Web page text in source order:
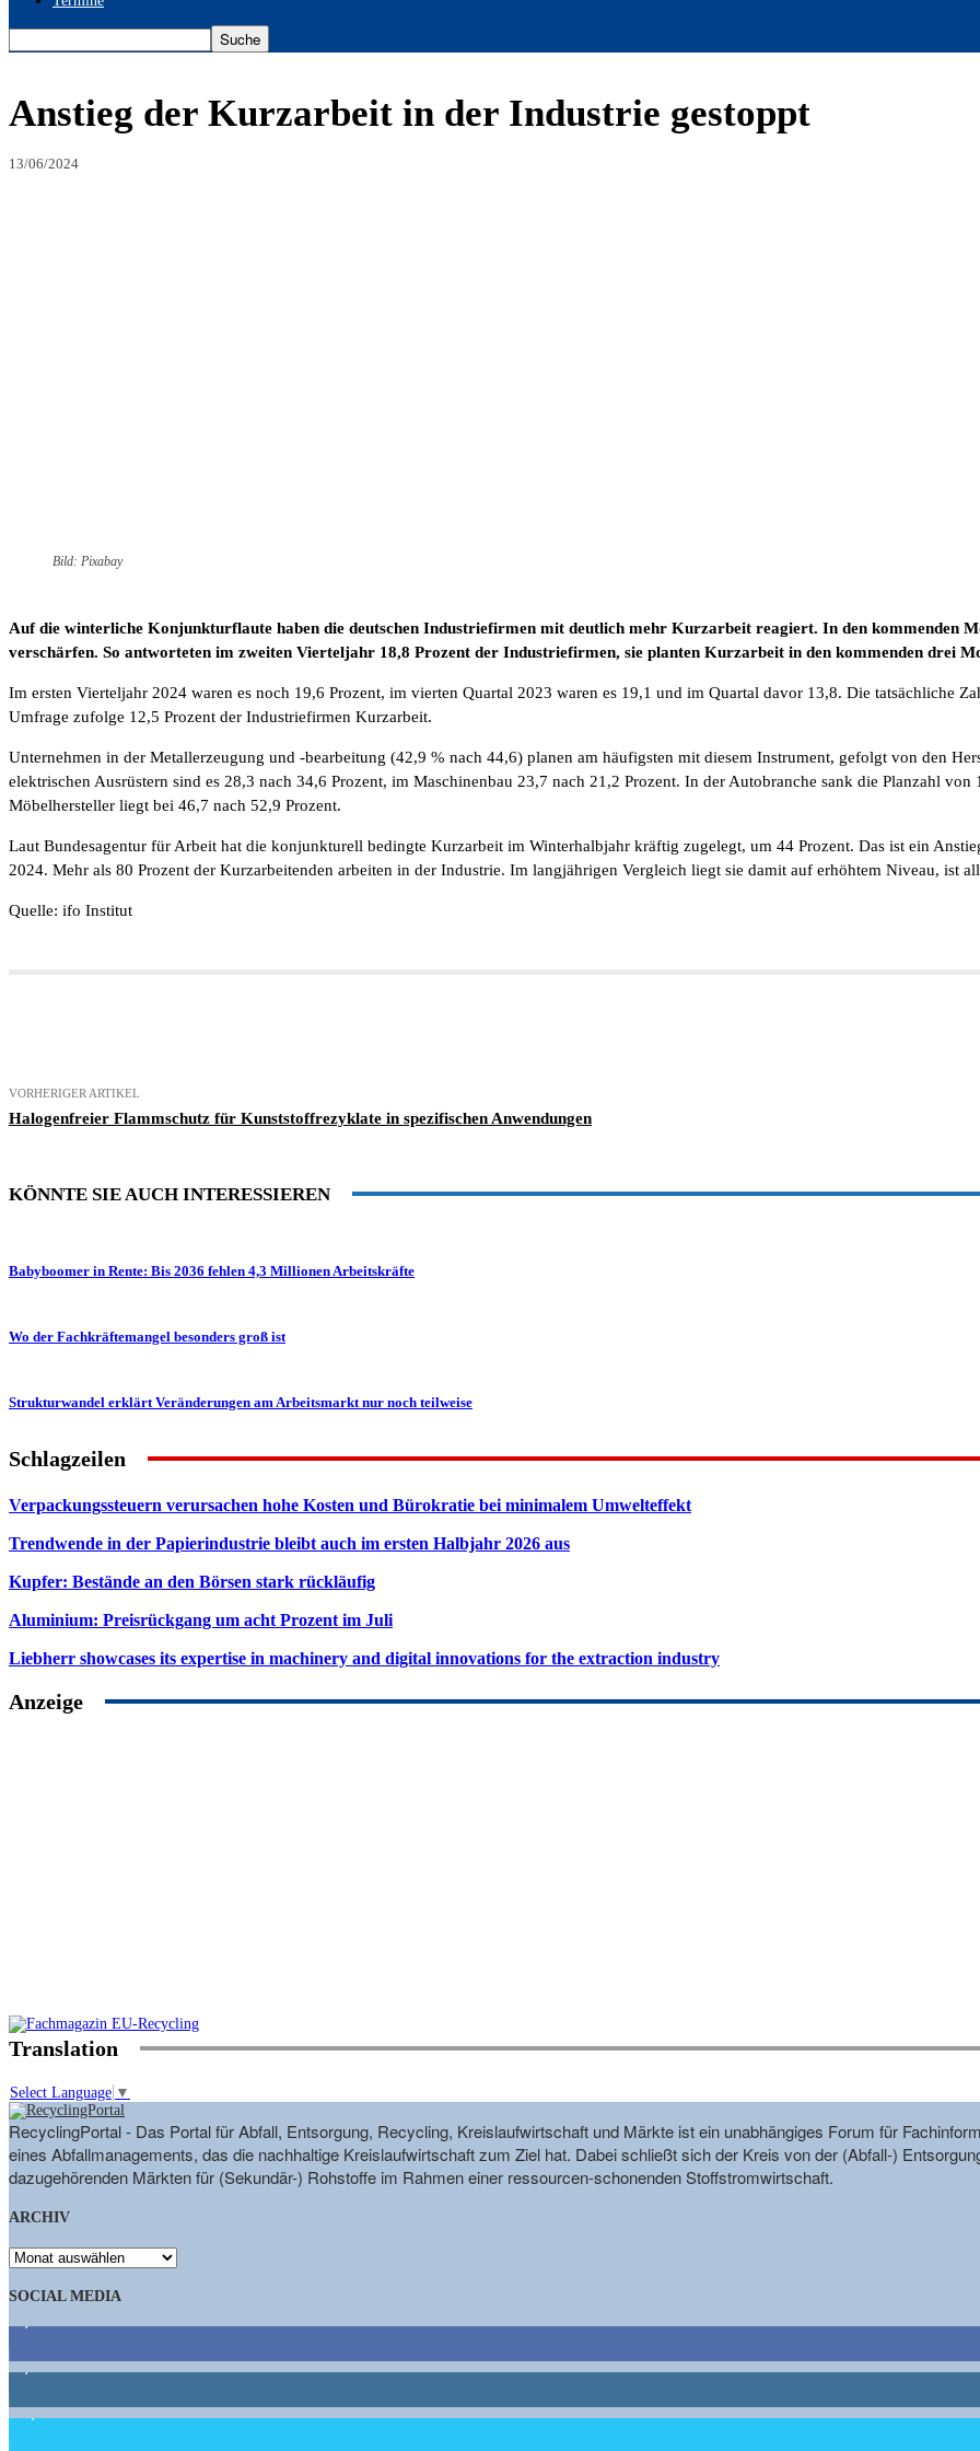
Anstieg der Kurzarbeit in der Industrie gestoppt
13/06/2024
Bild: Pixabay
Auf die winterliche Konjunkturflaute haben die deutschen Industriefirmen mit deutlich mehr Kurzarbeit reagiert. In den kommenden
verschärfen. So antworteten im zweiten Vierteljahr 18,8 Prozent der Industriefirmen, sie planten Kurzarbeit in den kommenden drei
Im ersten Vierteljahr 2024 waren es noch 19,6 Prozent, im vierten Quartal 2023 waren es 19,1 und im Quartal davor 13,8. Die tatsächliche
Umfrage zufolge 12,5 Prozent der Industriefirmen Kurzarbeit.
Unternehmen in der Metallerzeugung und -bearbeitung (42,9 % nach 44,6) planen am häufigsten mit diesem Instrument, gefolgt von den
elektrischen Ausrüstern sind es 28,3 nach 34,6 Prozent, im Maschinenbau 23,7 nach 21,2 Prozent. In der Autobranche sank die Planzahl
Möbelhersteller liegt bei 46,7 nach 52,9 Prozent.
Laut Bundesagentur für Arbeit hat die konjunkturell bedingte Kurzarbeit im Winterhalbjahr kräftig zugelegt, um 44 Prozent. Das ist ein
2024. Mehr als 80 Prozent der Kurzarbeitenden arbeiten in der Industrie. Im langjährigen Vergleich liegt sie damit auf erhöhtem Niveau, ist
Quelle: ifo Institut
VORHERIGER ARTIKEL
Halogenfreier Flammschutz für Kunststoffrezyklate in spezifischen Anwendungen
KÖNNTE SIE AUCH INTERESSIEREN
Babyboomer in Rente: Bis 2036 fehlen 4,3 Millionen Arbeitskräfte
Wo der Fachkräftemangel besonders groß ist
Strukturwandel erklärt Veränderungen am Arbeitsmarkt nur noch teilweise
Schlagzeilen
Verpackungssteuern verursachen hohe Kosten und Bürokratie bei minimalem Umwelteffekt
Trendwende in der Papierindustrie bleibt auch im ersten Halbjahr 2026 aus
Kupfer: Bestände an den Börsen stark rückläufig
Aluminium: Preisrückgang um acht Prozent im Juli
Liebherr showcases its expertise in machinery and digital innovations for the extraction industry
Anzeige
Translation
Select Language ▼
RecyclingPortal - Das Portal für Abfall, Entsorgung, Recycling, Kreislaufwirtschaft und Märkte ist ein unabhängiges Forum für
eines Abfallmanagements, das die nachhaltige Kreislaufwirtschaft zum Ziel hat. Dabei schließt sich der Kreis von der (Abfall-)
dazugehörenden Märkten für (Sekundär-) Rohstoffe im Rahmen einer ressourcen-schonenden Stoffstromwirtschaft.
ARCHIV
ARCHIV
SOCIAL MEDIA
1,662 Follower
15,658 Follower